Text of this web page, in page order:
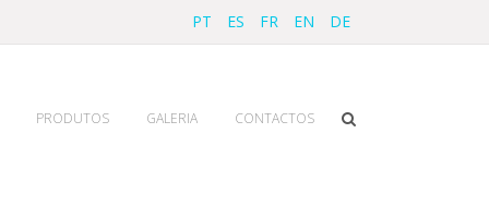
PT ES FR EN DE
PRODUTOS GALERIA CONTACTOS